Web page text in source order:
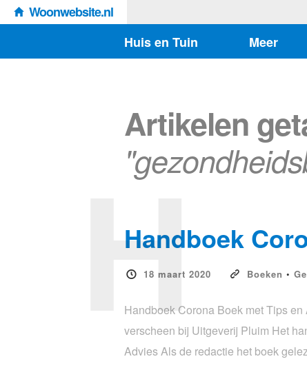
Woonwebsite.nl
Huis en Tuin
Meer
Artikelen
Handboek
18 maart 2020 Boeken •
H
Handboek Corona Boek met Tips
verscheen bij Uitgeverij Pluim Het
Advies Als de redactie het boek